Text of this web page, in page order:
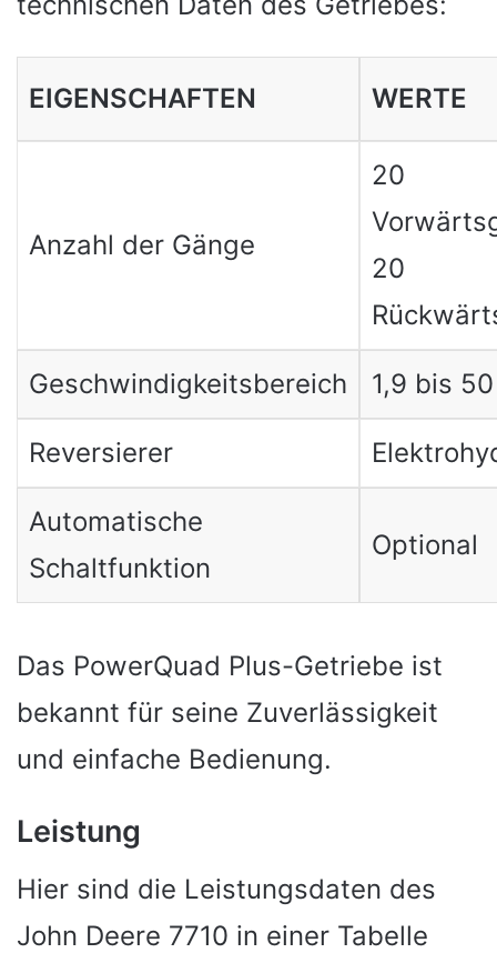
EIGENSCHAFTEN WERTE
Anzahl der Gänge
20
20
Geschwindigkeitsbereich 1,9 bis
Reversierer
Automatische
Schaltfunktion
Optional
Das PowerQuad Plus-Getriebe ist
bekannt für seine Zuverlässigkeit
und einfache Bedienung.
Leistung
Hier sind die Leistungsdaten des
John Deere 7710 in einer Tabelle